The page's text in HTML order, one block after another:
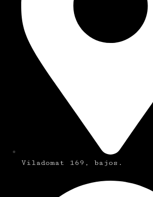
Viladomat 169, bajos.